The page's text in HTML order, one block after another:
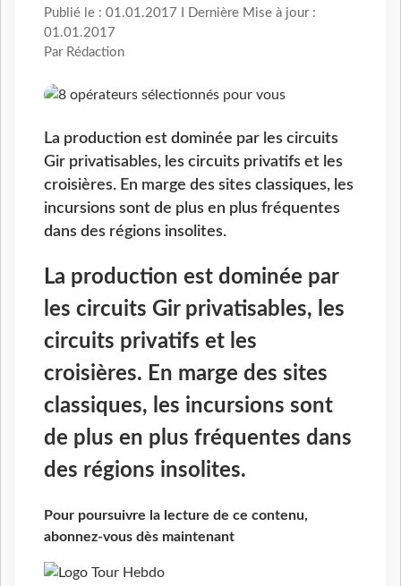
Publié le : 01.01.2017 I Dernière Mise à jour :
01.01.2017
Par Rédaction
La production est dominée par les circuits
Gir privatisables, les circuits privatifs et les
croisières. En marge des sites classiques, les
incursions sont de plus en plus fréquentes
dans des régions insolites.
La production est dominée par
les circuits Gir privatisables, les
circuits privatifs et les
croisières. En marge des sites
classiques, les incursions sont
de plus en plus fréquentes dans
des régions insolites.
Pour poursuivre la lecture de ce contenu,
abonnez-vous dès maintenant